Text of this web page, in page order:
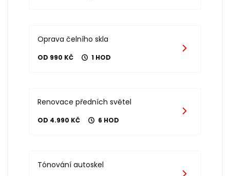
Oprava čelního skla
OD 990 KČ 1 HOD
Renovace předních světel
OD 4.990 KČ 6 HOD
Tónování autoskel